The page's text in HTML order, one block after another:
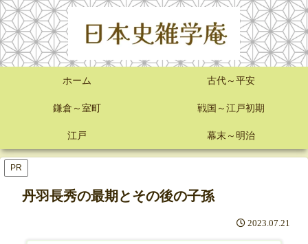
ホーム 古代～平安
鎌倉～室町 戦国～江戸初期
江戸 幕末～明治
PR
丹羽長秀の最期とその後の子孫
2023.07.21